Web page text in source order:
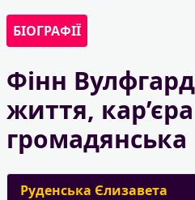
БІОГРАФІЇ
Фінн
життя,
громадянська
Руденська Єлизавета